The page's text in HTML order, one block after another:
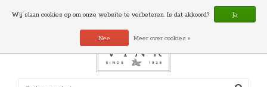
0 Artikelen
Wij slaan cookies op om onze website te verbeteren. Is dat akkoord? Ja
Nee Meer over cookies »